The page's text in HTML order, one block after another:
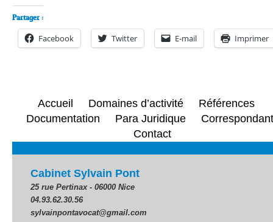
Partager :
Facebook Twitter E-mail Imprimer
Accueil Domaines d’activité
Références
Documentation
Para Juridique
Contact
Cabinet Sylvain Pont
25 rue Pertinax - 06000 Nice
04.93.62.30.56
sylvainpontavocat@gmail.com